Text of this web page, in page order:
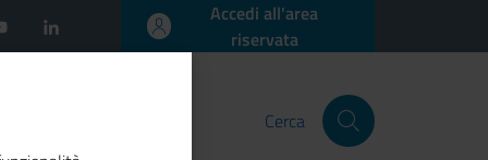
Accedi all'area
riservata
Cerca